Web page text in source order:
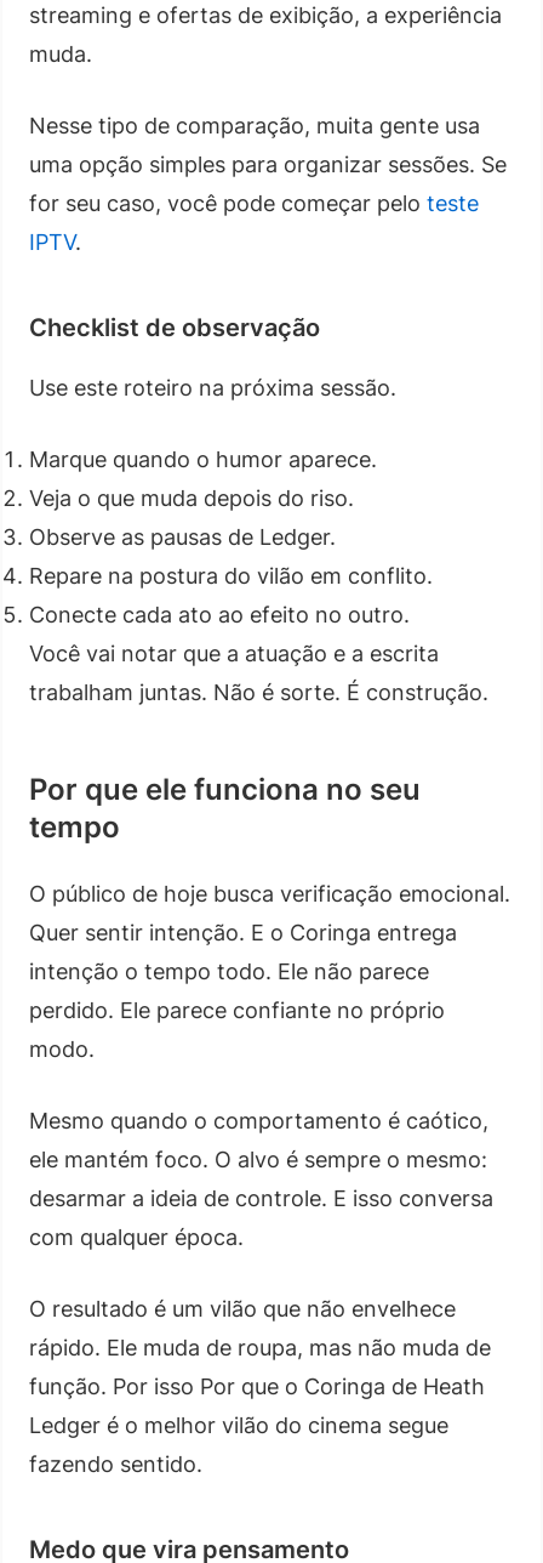
streaming e ofertas de exibição, a experiência
muda.
Nesse tipo de comparação, muita gente usa
uma opção simples para organizar sessões. Se
for seu caso, você pode começar pelo teste
IPTV.
Checklist de observação
Use este roteiro na próxima sessão.
Marque quando o humor aparece.
Veja o que muda depois do riso.
Observe as pausas de Ledger.
Repare na postura do vilão em conflito.
Conecte cada ato ao efeito no outro.
Você vai notar que a atuação e a escrita
trabalham juntas. Não é sorte. É construção.
Por que ele funciona no seu
tempo
O público de hoje busca verificação emocional.
Quer sentir intenção. E o Coringa entrega
intenção o tempo todo. Ele não parece
perdido. Ele parece confiante no próprio
modo.
Mesmo quando o comportamento é caótico,
ele mantém foco. O alvo é sempre o mesmo:
desarmar a ideia de controle. E isso conversa
com qualquer época.
O resultado é um vilão que não envelhece
rápido. Ele muda de roupa, mas não muda de
função. Por isso Por que o Coringa de Heath
Ledger é o melhor vilão do cinema segue
fazendo sentido.
Medo que vira pensamento